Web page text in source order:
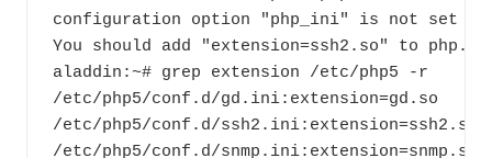
configuration option "php_ini" is not set
You should add "extension=ssh2.so" to
aladdin:~# grep extension /etc/php5 -r
/etc/php5/conf.d/gd.ini:extension=gd.so
/etc/php5/conf.d/ssh2.ini:extension=ssh2.so
/etc/php5/conf.d/snmp.ini:extension=snmp.so